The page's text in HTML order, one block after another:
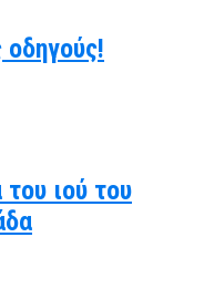
οδηγούς!
ιού του